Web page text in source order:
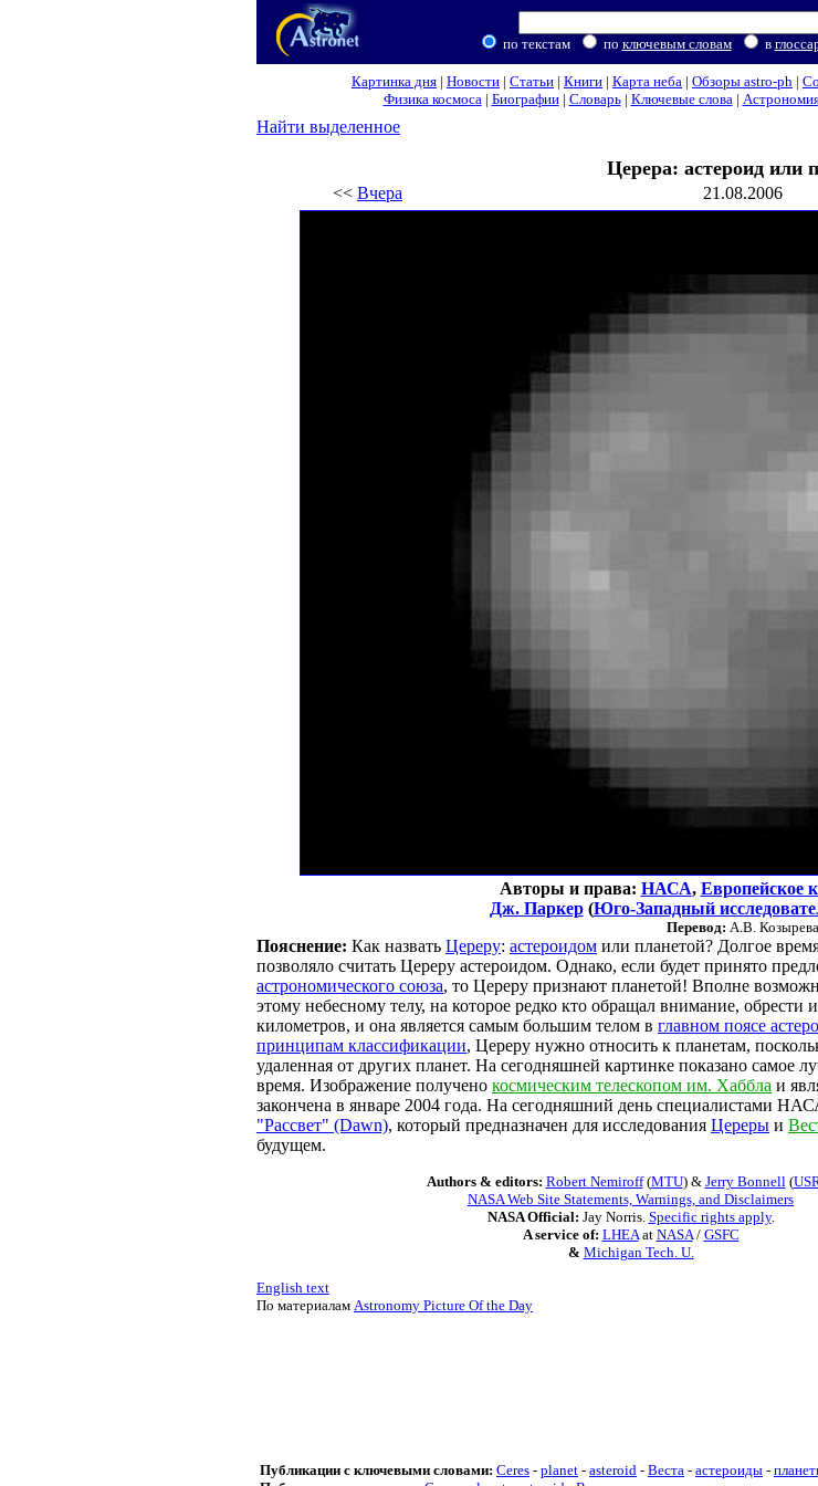
по текстам по ключевым словам в
Картинка дня | Новости | Статьи | Книги | Карта неба | Обзоры astro-ph |
Физика космоса| Биографии| Словарь| Ключевые слова|
Найти выделенное
Церера: астероид или
<< Вчера 21.08.2006
Авторы и права: НАСА, Европейское
Дж. Паркер(Юго-Западный
Перевод: А.В. Козырева
Пояснение: Как назвать Цереру: астероидом или планетой? Долгое
позволяло считать Цереру астероидом. Однако, если будет принято
астрономического союза, то Цереру признают планетой! Вполне
этому небесному телу, на которое редко кто обращал внимание, обрести
километров, и она является самым большим телом в главном поясе
принципам классификации, Цереру нужно относить к планетам,
удаленная от других планет. На сегодняшней картинке показано самое
время. Изображение получено космическим телескопом им. Хаббла и
закончена в январе 2004 года. На сегодняшний день специалистами
"Рассвет" (Dawn), который предназначен для исследования Цереры и
будущем.
Authors & editors: Robert Nemiroff(MTU) & Jerry Bonnell(
NASA Web Site Statements, Warnings, and Disclaimers
NASA Official: Jay Norris. Specific rights apply.
A service of: LHEAat NASA/ GSFC
& Michigan Tech. U.
English text
По материалам Astronomy Picture Of the Day
Публикации с ключевыми словами: Ceres - planet - asteroid - Веста - астероиды -